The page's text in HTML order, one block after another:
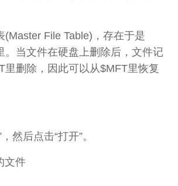
(Master File Table)，存在于是
。当文件在硬盘上删除后，文件记
里删除，因此可以从$MFT里恢复
然后点击“打开”。
文件